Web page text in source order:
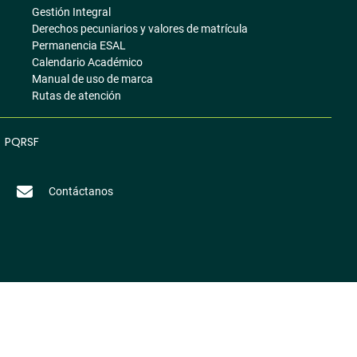
Gestión Integral
Derechos pecuniarios y valores de matrícula
Permanencia ESAL
Calendario Académico
Manual de uso de marca
Rutas de atención
PQRSF
Contáctanos